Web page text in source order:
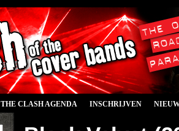
THE CLASH AGENDA INSCHRIJVEN